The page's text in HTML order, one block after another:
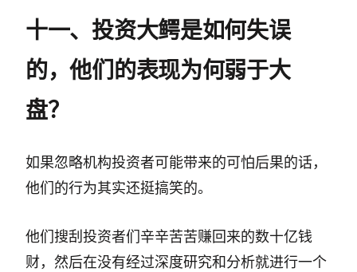
十一、投资大鳄是如何失误
的，他们的表现为何弱于大
盘？
如果忽略机构投资者可能带来的可怕后果的话，
他们的行为其实还挺搞笑的。
他们搜刮投资者们辛辛苦苦赚回来的数十亿钱
财，然后在没有经过深度研究和分析就进行一个